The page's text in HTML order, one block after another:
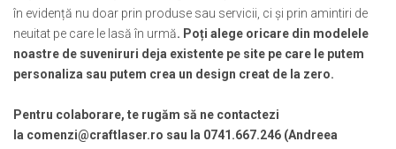
Ruginoasa
Palatul Culturii Iasi
în evidență nu doar prin produse sau servicii, ci și prin amintiri de
neuitat pe care le lasă în urmă. Poți alege oricare din modelele
noastre de suveniruri deja existente pe site pe care le putem
personaliza sau putem crea un design creat de la zero.
Pentru colaborare, te rugăm să ne contactezi
la comenzi@craftlaser.ro sau la 0741.667.246 (Andreea